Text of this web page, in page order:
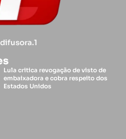
Lula critica revogação de visto de
embaixadora e cobra respeito dos
Estados Unidos